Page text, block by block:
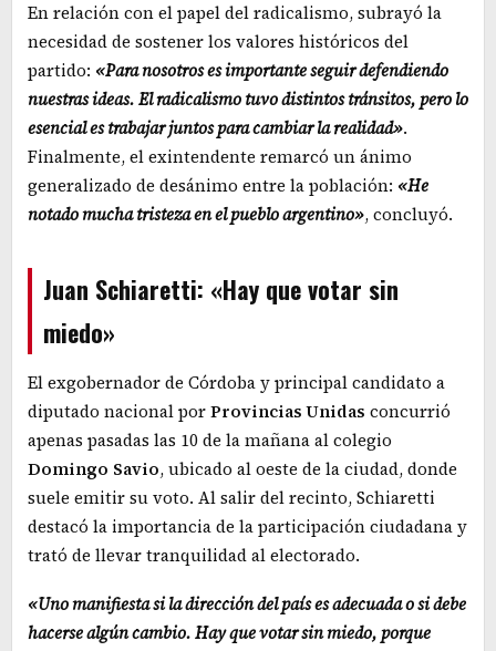
En relación con el papel del radicalismo, subrayó la
necesidad de sostener los valores históricos del
partido: «Para nosotros es importante seguir defendiendo
nuestras ideas. El radicalismo tuvo distintos tránsitos, pero lo
esencial es trabajar juntos para cambiar la realidad».
Finalmente, el exintendente remarcó un ánimo
generalizado de desánimo entre la población: «He
notado mucha tristeza en el pueblo argentino», concluyó.
Juan Schiaretti: «Hay que votar sin
miedo»
El exgobernador de Córdoba y principal candidato a
diputado nacional porProvincias Unidas concurrió
apenas pasadas las 10 de la mañana al colegio
Domingo Savio, ubicado al oeste de la ciudad, donde
suele emitir su voto. Al salir del recinto, Schiaretti
destacó la importancia de la participación ciudadana y
trató de llevar tranquilidad al electorado.
«Uno manifiesta si la dirección del país es adecuada o si debe
hacerse algún cambio. Hay que votar sin miedo, porque